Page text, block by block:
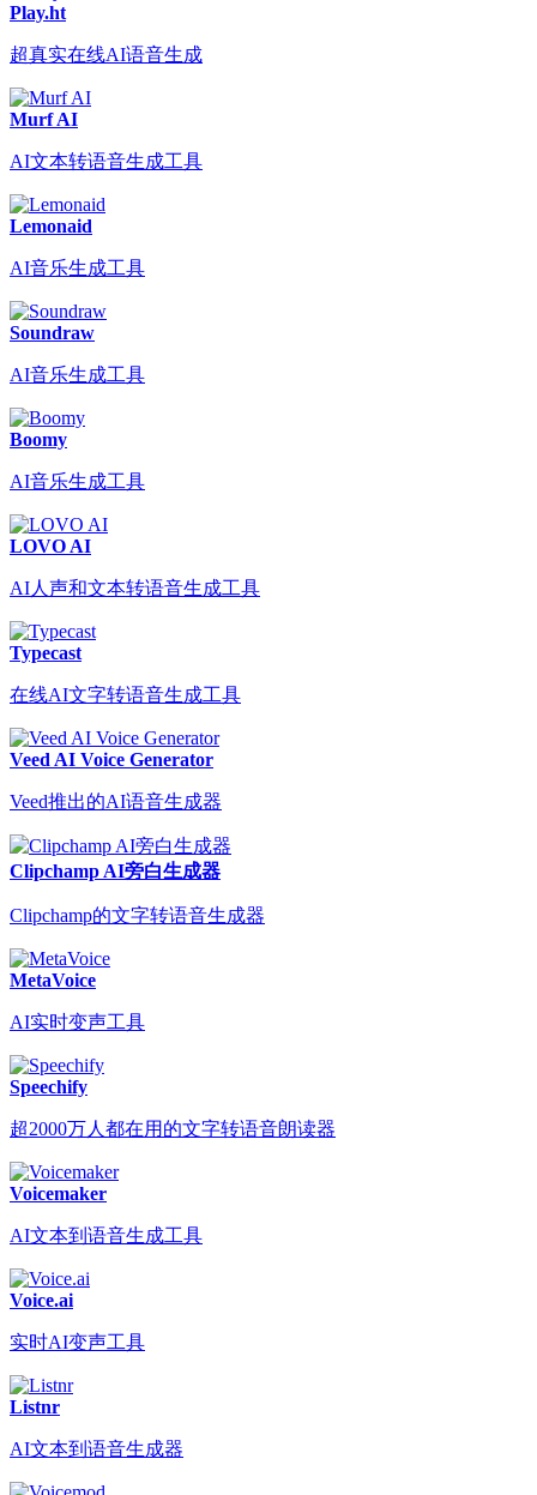
Play.ht
超真实在线AI语音生成
Murf AI
AI文本转语音生成工具
Lemonaid
AI音乐生成工具
Soundraw
AI音乐生成工具
Boomy
AI音乐生成工具
LOVO AI
AI人声和文本转语音生成工具
Typecast
在线AI文字转语音生成工具
Veed AI Voice Generator
Veed推出的AI语音生成器
Clipchamp AI旁白生成器
Clipchamp的文字转语音生成器
MetaVoice
AI实时变声工具
Speechify
超2000万人都在用的文字转语音朗读器
Voicemaker
AI文本到语音生成工具
Voice.ai
实时AI变声工具
Listnr
AI文本到语音生成器